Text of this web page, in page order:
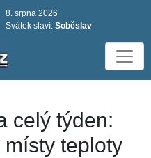
8. srpna 2026
Svátek slaví: Soběslav
celý týden:
teploty